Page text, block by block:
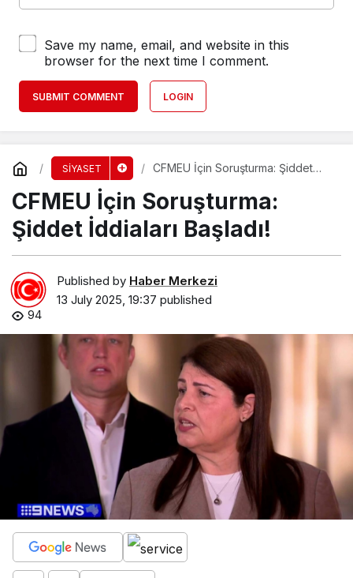
Save my name, email, and website in this
browser for the next time I comment.
SUBMIT COMMENT LOGIN
SİYASET
CFMEU İçin Soruşturma: Şiddet
CFMEU İçin Soruşturma:
Şiddet İddiaları Başladı!
Published by Haber Merkezi
13 July 2025, 19:37 published
94